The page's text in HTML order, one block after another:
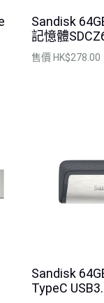
Sandisk
記憶體
售價 HK$278.00
Sandisk
TypeC